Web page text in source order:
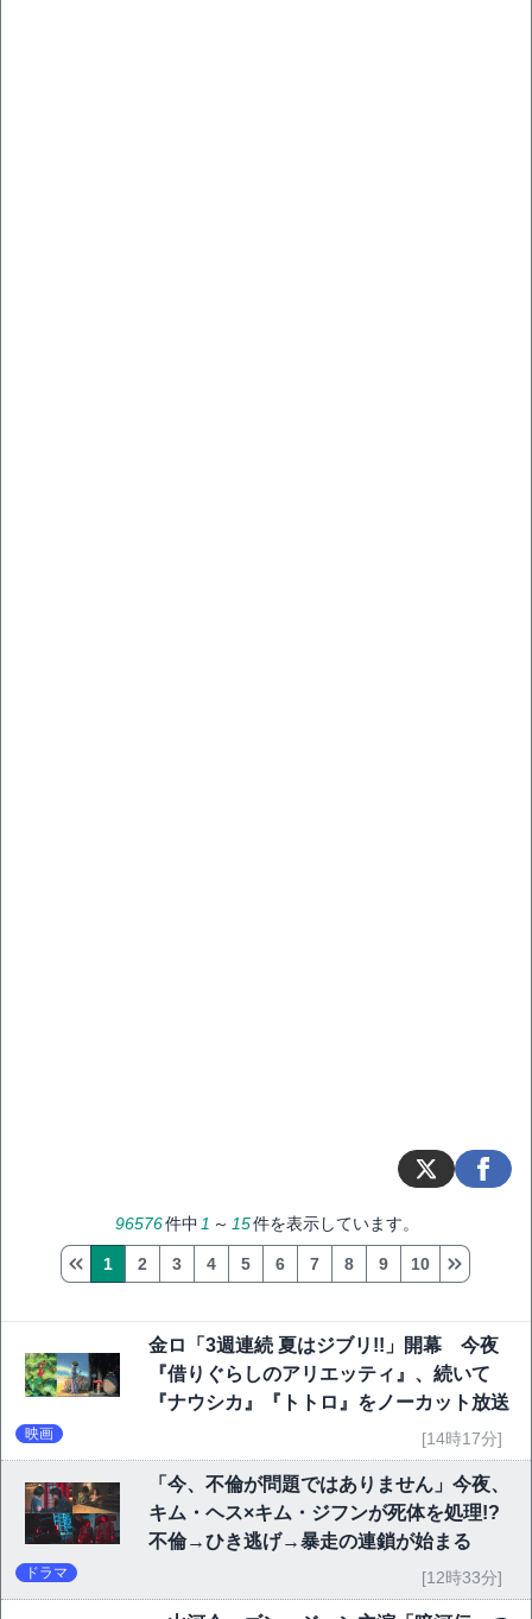
96576件中 1 ～ 15件を表示しています。
1 2 3 4 5 6 7 8 9 10
金ロ「3週連続 夏はジブリ!!」開幕 今夜
『借りぐらしのアリエッティ』、続いて
『ナウシカ』『トトロ』をノーカット放送
映画 [14時17分]
「今、不倫が問題ではありません」今夜、
キム・ヘス×キム・ジフンが死体を処理!?
不倫→ひき逃げ→暴走の連鎖が始まる
ドラマ [12時33分]